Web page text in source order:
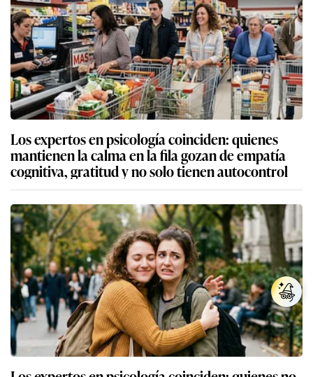
Los expertos en psicología coinciden: quienes
mantienen la calma en la fila gozan de empatía
cognitiva, gratitud y no solo tienen autocontrol